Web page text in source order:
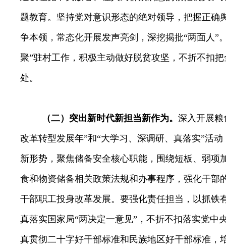
题教育。坚持党对意识形态的绝对领导，把握正确
争本领，常态化开展发声亮剑，深挖揭批“两面人”
聚”驻村工作，积极主动做好脱贫攻坚，不折不扣
处。
（二）突出新时代新担当新作为。 深入开展粮
改革转型发展年”和“大学习、深调研、真落实”活
新形势，聚焦储备安全核心职能，围绕短板、弱项
食和物资储备相关政策法规和办事程序，强化干部
干部职工投身改革发展。要强化责任担当，以抓铁
真落实国家局“两决定一意见”，不折不扣落实党中
真贯彻二十字好干部标准和民族地区好干部标准，